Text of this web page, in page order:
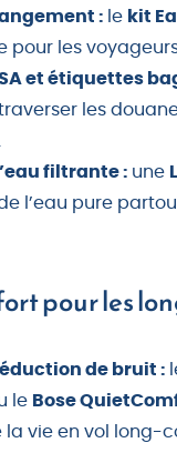
: le kit
pour les
et étiquettes
les
filtrante : une
l’eau pure
pour les
de bruit :
le Bose
la vie en vol long-